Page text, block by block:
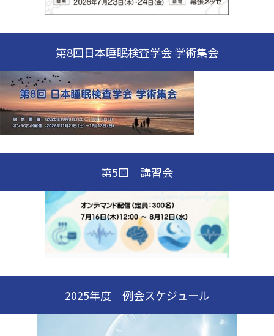
第8回日本睡眠検査学会 学術集会
第5回 講習会
2025年度 例会スケジュール